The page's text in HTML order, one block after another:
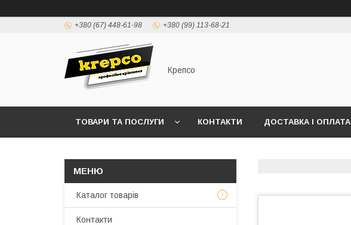
+380 (67) 448-61-98 +380 (99) 113-68-21
Крепсо
ТОВАРИ ТА ПОСЛУГИ КОНТАКТИ ДОСТАВКА І ОПЛАТА
Каталог товарів
Контакти